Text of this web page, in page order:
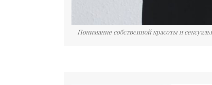
Понимание собственной красоты и